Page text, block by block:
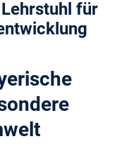
für